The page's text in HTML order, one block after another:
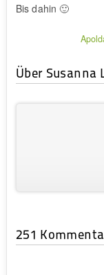
Bis dahin 🙂
Über Susanna
251